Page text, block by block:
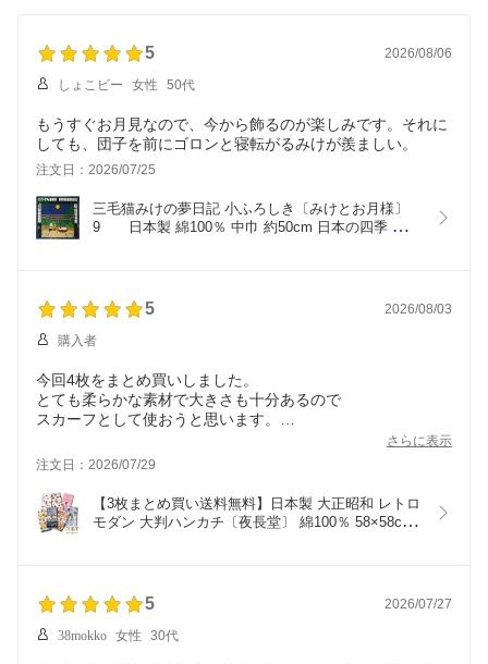
プチギフト 退職 転勤 ギ
ピング メンズ/レディー
ト 母の日 父の日 敬老の
イ お祝い プチギフト 退
5 2026/08/06
しょこビー 女性 50代
もうすぐお月見なので、今から飾るのが楽しみです。それに
しても、団子を前にゴロンと寝転がるみけが羨ましい。
注文日：2026/07/25
三毛猫みけの夢日記 小ふろしき〔みけとお月様〕
9　　日本製 綿100％ 中巾 約50cm 日本の四季 歳時
5 2026/08/03
購入者
今回4枚をまとめ買いしました。
とても柔らかな素材で大きさも十分あるので
スカーフとして使おうと思います。
さらに表示
注文日：2026/07/29
【3枚まとめ買い送料無料】日本製 大正昭和 レトロ
モダン 大判ハンカチ〔夜長堂〕 綿100％ 58×58cm
(子供)
5 2026/07/27
38mokko 女性 30代